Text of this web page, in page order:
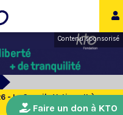
Contenu sponsorisé
- Le Concile Vatican II à
Faire un don à KTO